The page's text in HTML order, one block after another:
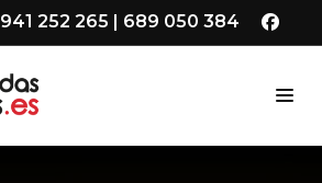
941 252 265 | 689 050 384